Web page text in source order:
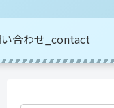
合わせ_contact